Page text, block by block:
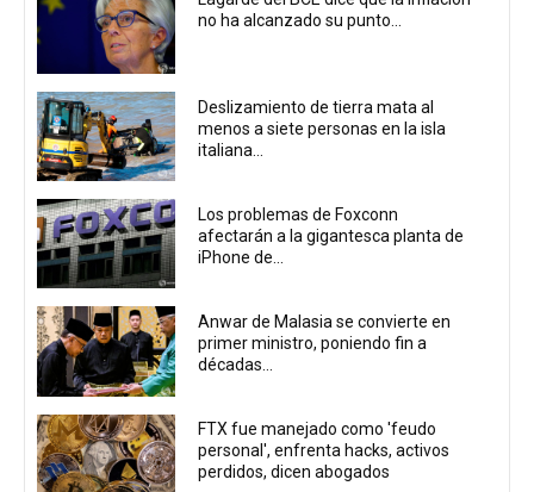
no ha alcanzado su punto...
Deslizamiento de tierra mata al
menos a siete personas en la isla
italiana...
Los problemas de Foxconn
afectarán a la gigantesca planta de
iPhone de...
Anwar de Malasia se convierte en
primer ministro, poniendo fin a
décadas...
FTX fue manejado como 'feudo
personal', enfrenta hacks, activos
perdidos, dicen abogados